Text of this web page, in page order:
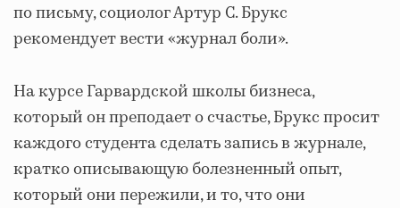
по письму, социолог Артур С. Брукс
рекомендует вести «журнал боли».
На курсе Гарвардской школы бизнеса,
который он преподает о счастье, Брукс просит
каждого студента сделать запись в журнале,
кратко описывающую болезненный опыт,
который они пережили, и то, что они